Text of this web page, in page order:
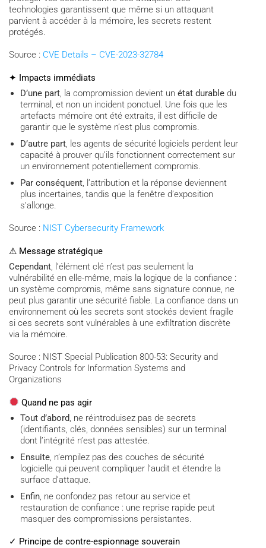
technologies garantissent que même si un attaquant
parvient à accéder à la mémoire, les secrets restent
protégés.
Source : CVE Details – CVE-2023-32784
✦ Impacts immédiats
D’une part, la compromission devient unétat durable du
terminal, et non un incident ponctuel. Une fois que les
artefacts mémoire ont été extraits, il est difficile de
garantir que le système n’est plus compromis.
D’autre part, les agents de sécurité logiciels perdent leur
capacité à prouver qu’ils fonctionnent correctement sur
un environnement potentiellement compromis.
Par conséquent, l’attribution et la réponse deviennent
plus incertaines, tandis que la fenêtre d’exposition
s’allonge.
Source : NIST Cybersecurity Framework
⚠ Message stratégique
Cependant, l’élément clé n’est pas seulement la
vulnérabilité en elle-même, mais la logique de la confiance :
un système compromis, même sans signature connue, ne
peut plus garantir une sécurité fiable. La confiance dans un
environnement où les secrets sont stockés devient fragile
si ces secrets sont vulnérables à une exfiltration discrète
via la mémoire.
Source : NIST Special Publication 800-53: Security and
Privacy Controls for Information Systems and
Organizations
Quand ne pas agir
Tout d’abord, ne réintroduisez pas de secrets
(identifiants, clés, données sensibles) sur un terminal
dont l’intégrité n’est pas attestée.
Ensuite, n’empilez pas des couches de sécurité
logicielle qui peuvent compliquer l’audit et étendre la
surface d’attaque.
Enfin, ne confondez pas retour au service et
restauration de confiance : une reprise rapide peut
masquer des compromissions persistantes.
✓ Principe de contre-espionnage souverain